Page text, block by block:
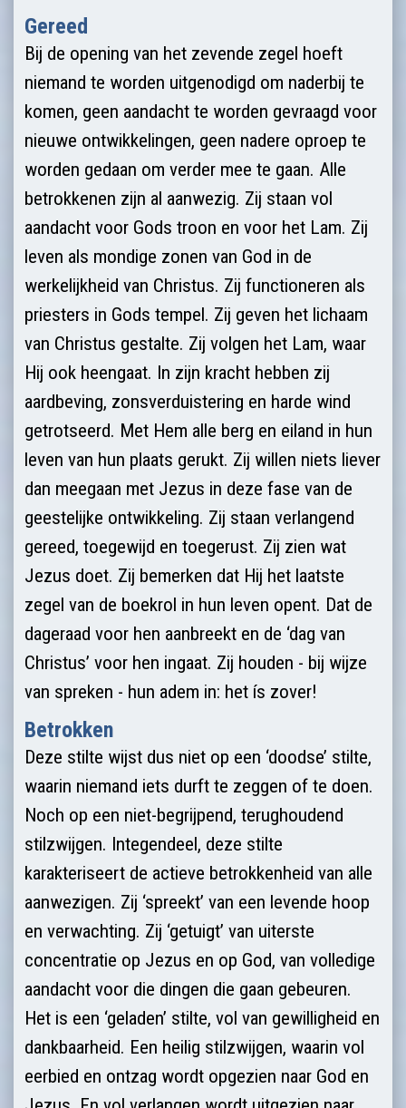
Gereed
Bij de opening van het zevende zegel hoeft
niemand te worden uitgenodigd om naderbij te
komen, geen aandacht te worden gevraagd voor
nieuwe ontwikkelingen, geen nadere oproep te
worden gedaan om verder mee te gaan. Alle
betrokkenen zijn al aanwezig. Zij staan vol
aandacht voor Gods troon en voor het Lam. Zij
leven als mondige zonen van God in de
werkelijkheid van Christus. Zij functioneren als
priesters in Gods tempel. Zij geven het lichaam
van Christus gestalte. Zij volgen het Lam, waar
Hij ook heengaat. In zijn kracht hebben zij
aardbeving, zonsverduistering en harde wind
getrotseerd. Met Hem alle berg en eiland in hun
leven van hun plaats gerukt. Zij willen niets liever
dan meegaan met Jezus in deze fase van de
geestelijke ontwikkeling. Zij staan verlangend
gereed, toegewijd en toegerust. Zij zien wat
Jezus doet. Zij bemerken dat Hij het laatste
zegel van de boekrol in hun leven opent. Dat de
dageraad voor hen aanbreekt en de ‘dag van
Christus’ voor hen ingaat. Zij houden - bij wijze
van spreken - hun adem in: het ís zover!
Betrokken
Deze stilte wijst dus niet op een ‘doodse’ stilte,
waarin niemand iets durft te zeggen of te doen.
Noch op een niet-begrijpend, terughoudend
stilzwijgen. Integendeel, deze stilte
karakteriseert de actieve betrokkenheid van alle
aanwezigen. Zij ‘spreekt’ van een levende hoop
en verwachting. Zij ‘getuigt’ van uiterste
concentratie op Jezus en op God, van volledige
aandacht voor die dingen die gaan gebeuren.
Het is een ‘geladen’ stilte, vol van gewilligheid en
dankbaarheid. Een heilig stilzwijgen, waarin vol
eerbied en ontzag wordt opgezien naar God en